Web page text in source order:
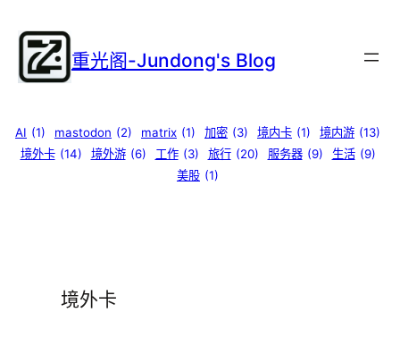
至
容
重光阁-Jundong's Blog
AI (1) mastodon (2) matrix (1) 加密 (3) 境内卡 (1) 境内游 (13)
境外卡 (14) 境外游 (6) 工作 (3) 旅行 (20) 服务器 (9) 生活 (9)
美股 (1)
境外卡